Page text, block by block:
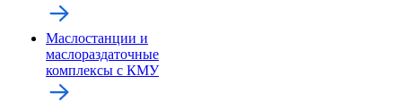
Маслостанции и
маслораздаточные
комплексы с КМУ